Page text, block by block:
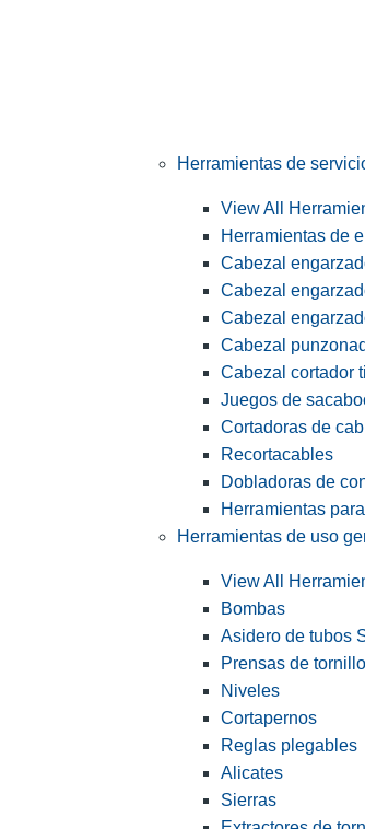
Herramientas de
View All
Herramientas de
Cabezal
Cabezal
Cabezal
Cabezal
Cabezal cortador
Juegos de
Cortadoras de
Recortacables
Dobladoras de
Herramientas
Herramientas de uso
View All
Bombas
Asidero de tubos
Prensas de tornillo
Niveles
Cortapernos
Reglas plegables
Alicates
Sierras